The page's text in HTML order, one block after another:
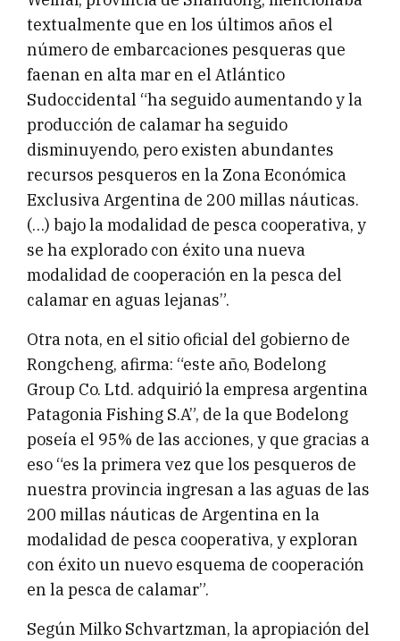
textualmente que en los últimos años el
número de embarcaciones pesqueras que
faenan en alta mar en el Atlántico
Sudoccidental “ha seguido aumentando y la
producción de calamar ha seguido
disminuyendo, pero existen abundantes
recursos pesqueros en la Zona Económica
Exclusiva Argentina de 200 millas náuticas.
(…) bajo la modalidad de pesca cooperativa, y
se ha explorado con éxito una nueva
modalidad de cooperación en la pesca del
calamar en aguas lejanas”.
Otra nota, en el sitio oficial del gobierno de
Rongcheng, afirma: “este año, Bodelong
Group Co. Ltd. adquirió la empresa argentina
Patagonia Fishing S.A”, de la que Bodelong
poseía el 95% de las acciones, y que gracias a
eso “es la primera vez que los pesqueros de
nuestra provincia ingresan a las aguas de las
200 millas náuticas de Argentina en la
modalidad de pesca cooperativa, y exploran
con éxito un nuevo esquema de cooperación
en la pesca de calamar”.
Según Milko Schvartzman, la apropiación del